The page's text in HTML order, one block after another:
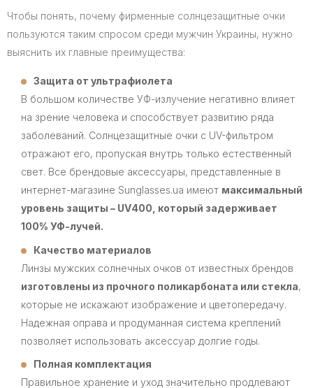
Чтобы понять, почему фирменные солнцезащитные очки
пользуются таким спросом среди мужчин Украины, нужно
выяснить их главные преимущества:
Защита от ультрафиолета
В большом количестве УФ-излучение негативно влияет
на зрение человека и способствует развитию ряда
заболеваний. Солнцезащитные очки с UV-фильтром
отражают его, пропуская внутрь только естественный
свет. Все брендовые аксессуары, представленные в
интернет-магазине Sunglasses.ua имеют максимальный
уровень защиты – UV400, который задерживает
100% УФ-лучей.
Качество материалов
Линзы мужских солнечных очков от известных брендов
изготовлены из прочного поликарбоната или стекла,
которые не искажают изображение и цветопередачу.
Надежная оправа и продуманная система креплений
позволяет использовать аксессуар долгие годы.
Полная комплектация
Правильное хранение и уход значительно продлевают